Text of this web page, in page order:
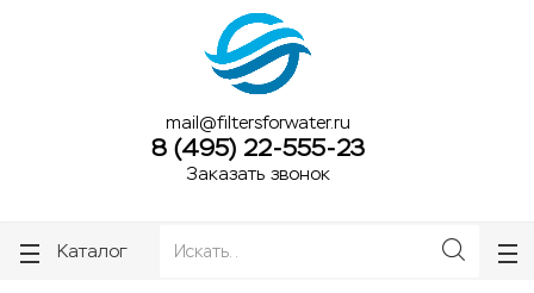
mail@filtersforwater.ru
8 (495) 22-555-23
Заказать звонок
Каталог